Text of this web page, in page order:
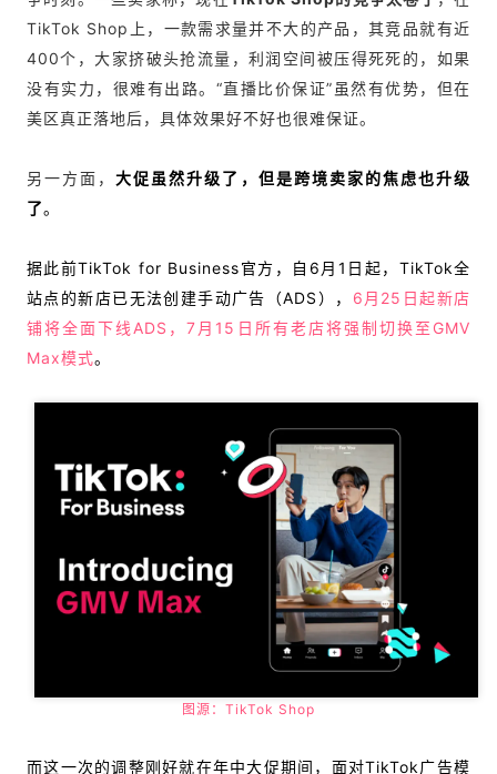
TikTok Shop上，一款需求量并不大的产品，其竞品就有近
400个，大家挤破头抢流量，利润空间被压得死死的，如果
没有实力，很难有出路。“直播比价保证”虽然有优势，但在
美区真正落地后，具体效果好不好也很难保证。
另一方面，大促虽然升级了，但是跨境卖家的焦虑也升级
了。
据此前TikTok for Business官方，自6月1日起，TikTok全
站点的新店已无法创建手动广告（ADS）， 6月25日起新店
铺将全面下线ADS，7月15日所有老店将强制切换至GMV
Max模式。
图源：TikTok Shop
而这一次的调整刚好就在年中大促期间，面对TikTok广告模